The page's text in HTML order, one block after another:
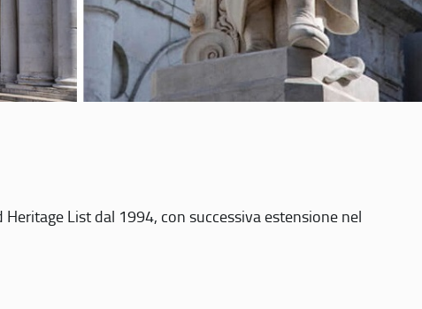
List dal 1994, con successiva estensione nel